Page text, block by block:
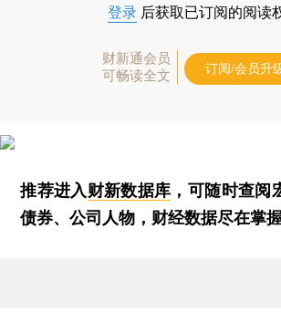
登录 后获取已订阅的阅读
财新通会员
可畅读全文
订阅/会员升
推荐进入财新数据库 ，可随时查阅
债券、公司人物，财经数据尽在掌握